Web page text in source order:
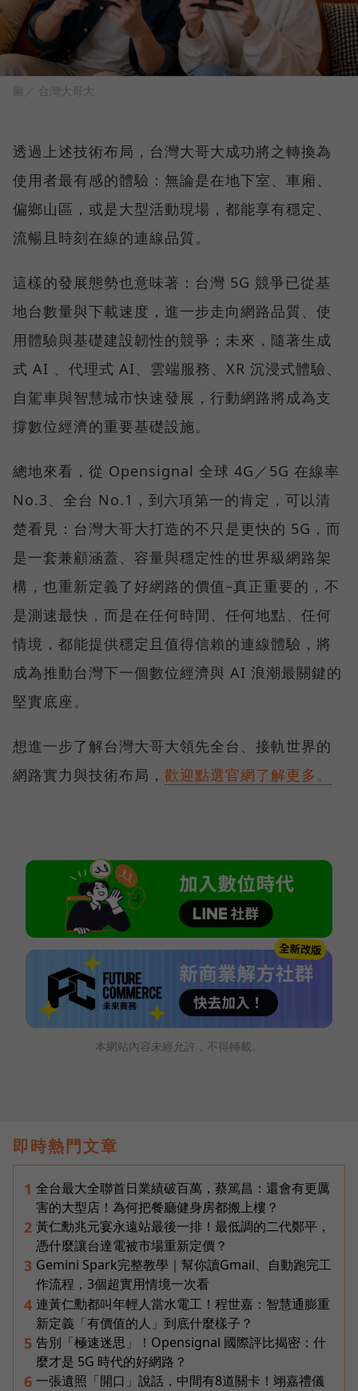
圖／ 台灣大哥大
透過上述技術布局，台灣大哥大成功將之轉換為
使用者最有感的體驗：無論是在地下室、車廂、
偏鄉山區，或是大型活動現場，都能享有穩定、
流暢且時刻在線的連線品質。
這樣的發展態勢也意味著：台灣 5G 競爭已從基
地台數量與下載速度，進一步走向網路品質、使
用體驗與基礎建設韌性的競爭；未來，隨著生成
式 AI 、代理式 AI、雲端服務、XR 沉浸式體驗、
自駕車與智慧城市快速發展，行動網路將成為支
撐數位經濟的重要基礎設施。
總地來看，從 Opensignal 全球 4G／5G 在線率
No.3、全台 No.1，到六項第一的肯定，可以清
楚看見：台灣大哥大打造的不只是更快的 5G，而
是一套兼顧涵蓋、容量與穩定性的世界級網路架
構，也重新定義了好網路的價值–真正重要的，不
是測速最快，而是在任何時間、任何地點、任何
情境，都能提供穩定且值得信賴的連線體驗，將
成為推動台灣下一個數位經濟與 AI 浪潮最關鍵的
堅實底座。
想進一步了解台灣大哥大領先全台、接軌世界的
網路實力與技術布局， 歡迎點選官網了解更多。
本網站內容未經允許，不得轉載。
即時熱門文章
1 全台最大全聯首日業績破百萬，蔡篤昌：還會有更厲
害的大型店！為何把餐廳健身房都搬上樓？
2 黃仁勳兆元宴永遠站最後一排！最低調的二代鄭平，
憑什麼讓台達電被市場重新定價？
3 Gemini Spark完整教學｜幫你讀Gmail、自動跑完工
作流程，3個超實用情境一次看
4 連黃仁勳都叫年輕人當水電工！程世嘉：智慧通膨重
新定義「有價值的人」到底什麼樣子？
5 告別「極速迷思」！Opensignal 國際評比揭密：什
麼才是 5G 時代的好網路？
6 一張遺照「開口」說話，中間有8道關卡！翊嘉禮儀